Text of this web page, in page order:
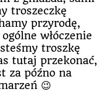
troszeczkę
przyrodę,
włóczenie
troszkę
tutaj przekonać,
za późno na
😉